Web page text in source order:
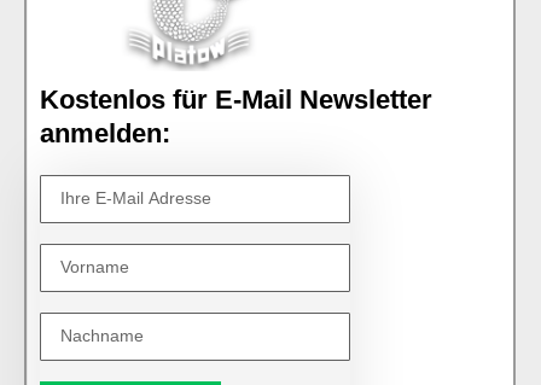
Kostenlos für E-Mail Newsletter
anmelden: